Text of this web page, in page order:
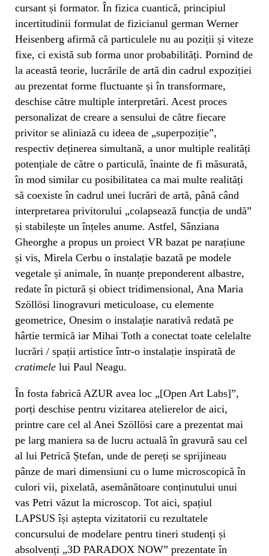
cursant și formator. În fizica cuantică, principiul
incertitudinii formulat de fizicianul german Werner
Heisenberg afirmă că particulele nu au poziții și viteze
fixe, ci există sub forma unor probabilități. Pornind de
la această teorie, lucrările de artă din cadrul expoziției
au prezentat forme fluctuante și în transformare,
deschise către multiple interpretări. Acest proces
personalizat de creare a sensului de către fiecare
privitor se aliniază cu ideea de „superpoziție”,
respectiv deținerea simultană, a unor multiple realități
potențiale de către o particulă, înainte de fi măsurată,
în mod similar cu posibilitatea ca mai multe realități
să coexiste în cadrul unei lucrări de artă, până când
interpretarea privitorului „colapsează funcția de undă”
și stabilește un înțeles anume. Astfel, Sânziana
Gheorghe a propus un proiect VR bazat pe narațiune
și vis, Mirela Cerbu o instalație bazată pe modele
vegetale și animale, în nuanțe preponderent albastre,
redate în pictură și obiect tridimensional, Ana Maria
Szöllösi linogravuri meticuloase, cu elemente
geometrice, Onesim o instalație narativă redată pe
hârtie termică iar Mihai Toth a conectat toate celelalte
lucrări / spații artistice într-o instalație inspirată de
cratimele lui Paul Neagu.
În fosta fabrică AZUR avea loc „[Open Art Labs]”,
porți deschise pentru vizitarea atelierelor de aici,
printre care cel al Anei Szöllösi care a prezentat mai
pe larg maniera sa de lucru actuală în gravură sau cel
al lui Petrică Ștefan, unde de pereți se sprijineau
pânze de mari dimensiuni cu o lume microscopică în
culori vii, pixelată, asemănătoare conținutului unui
vas Petri văzut la microscop. Tot aici, spațiul
LAPSUS își aștepta vizitatorii cu rezultatele
concursului de modelare pentru tineri studenți și
absolvenți „3D PARADOX NOW” prezentate în